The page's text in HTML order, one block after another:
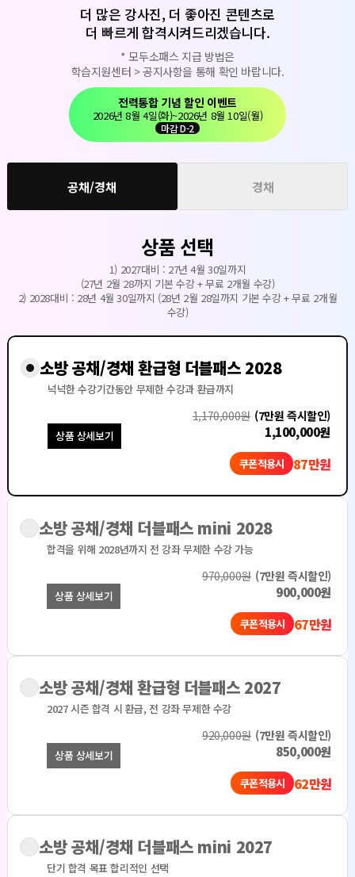
더 많은 강사진, 더 좋아진 콘텐츠로
더 빠르게 합격시켜드리겠습니다.
* 모두소패스 지급 방법은
학습지원센터 > 공지사항을 통해 확인 바랍니다.
전력통합 기념할인 이벤트
2026년 8월 4일(화)~2026년 8월 10일(월)
마감 D-2
공채/경채 경채
상품 선택
1) 2027대비 : 27년 4월 30일까지
(27년 2월 28까지 기본 수강 + 무료 2개월 수강)
2) 2028대비 : 28년 4월 30일까지 (28년 2월 28일까지 기본 수강 + 무료 2개월
수강)
소방 공채/경채 환급형 더블패스 2028
넉넉한 수강기간동안 무제한 수강과 환급까지
상품 상세보기
1,170,000원 (7만원 즉시할인)
1,100,000원
쿠폰적용시 87만원
소방 공채/경채 더블패스 mini 2028
합격을 위해 2028년까지전 강좌 무제한 수강 가능
상품 상세보기
970,000원 (7만원 즉시할인)
900,000원
쿠폰적용시 67만원
소방 공채/경채 환급형 더블패스 2027
2027 시즌 합격 시 환급,전 강좌 무제한 수강
상품 상세보기
920,000원 (7만원 즉시할인)
850,000원
쿠폰적용시 62만원
소방 공채/경채 더블패스 mini 2027
단기 합격 목표합리적인 선택